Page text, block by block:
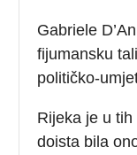
Gabriele
fijumansku
političko-
Rijeka je u
doista bila